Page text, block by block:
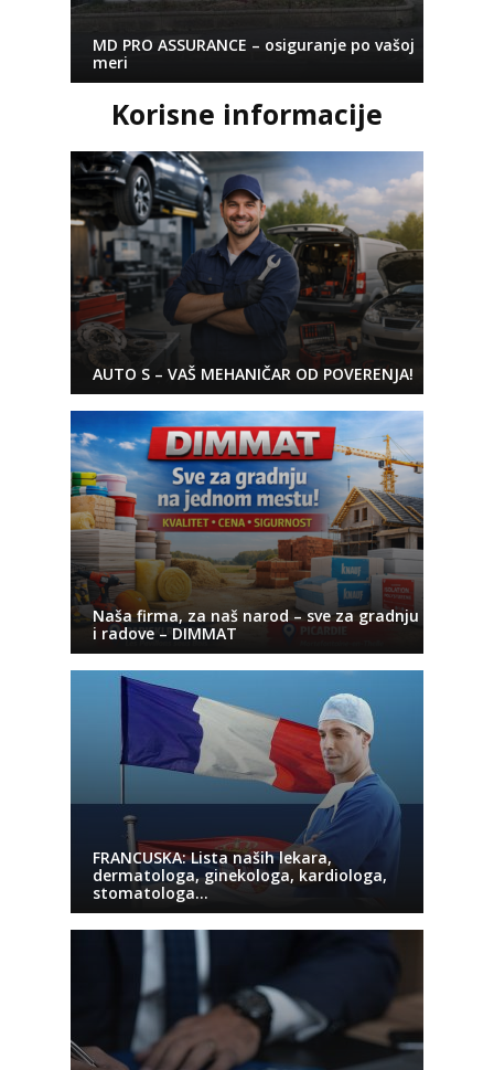
MD PRO ASSURANCE – osiguranje po vašoj
meri
Korisne informacije
AUTO S – VAŠ MEHANIČAR OD POVERENJA!
Naša firma, za naš narod – sve za gradnju
i radove – DIMMAT
FRANCUSKA: Lista naših lekara,
dermatologa, ginekologa, kardiologa,
stomatologa…